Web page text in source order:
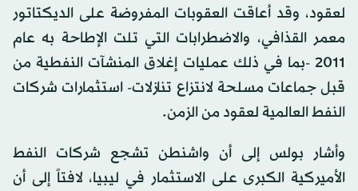
لعقود، وقد أعاقت العقوبات المفروضة على الديكتاتور
معمر القذافي، والاضطرابات التي تلت الإطاحة به عام
2011 -بما في ذلك عمليات إغلاق المنشآت النفطية من
قبل جماعات مسلحة لانتزاع تنازلات- استثمارات شركات
النفط العالمية لعقود من الزمن.
وأشار بولس إلى أن واشنطن تشجع شركات النفط
الأميركية الكبرى على الاستثمار في ليبيا، لافتاً إلى أن